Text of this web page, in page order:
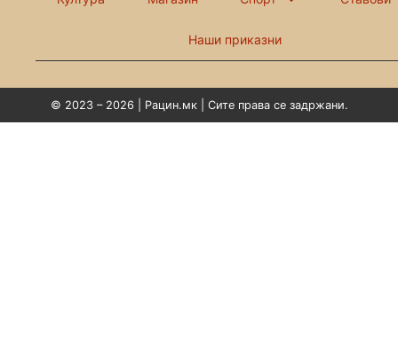
Наши приказни
© 2023 – 2026 | Рацин.мк | Сите права се задржани.